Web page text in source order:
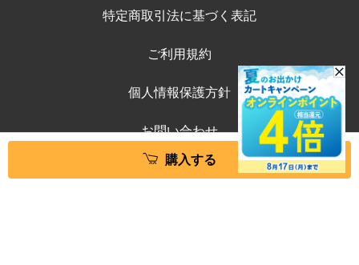
特定商取引法に基づく表記
ご利用規約
個人情報保護方針
お問い合わせ
購入する